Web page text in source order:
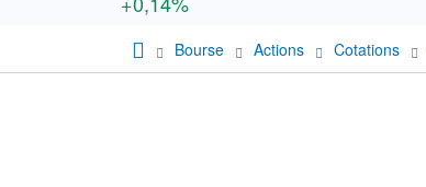
Bourse Actions Cotations